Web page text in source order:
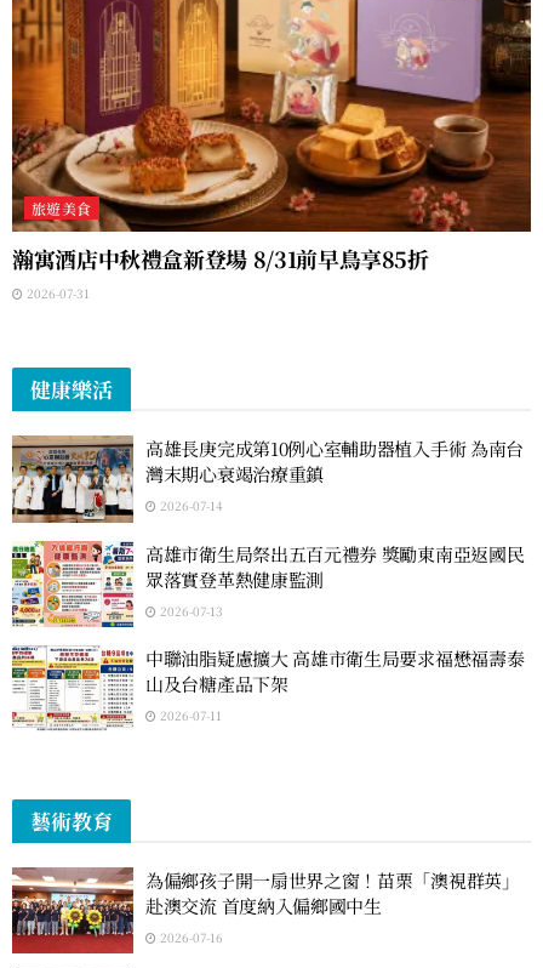
旅遊美食
瀚寓酒店中秋禮盒新登場 8/31前早鳥享85折
2026-07-31
健康樂活
高雄長庚完成第10例心室輔助器植入手術 為南台
灣末期心衰竭治療重鎮
2026-07-14
高雄市衛生局祭出五百元禮券 獎勵東南亞返國民
眾落實登革熱健康監測
2026-07-13
中聯油脂疑慮擴大 高雄市衛生局要求福懋福壽泰
山及台糖產品下架
2026-07-11
藝術教育
為偏鄉孩子開一扇世界之窗！苗栗「澳視群英」
赴澳交流 首度納入偏鄉國中生
2026-07-16